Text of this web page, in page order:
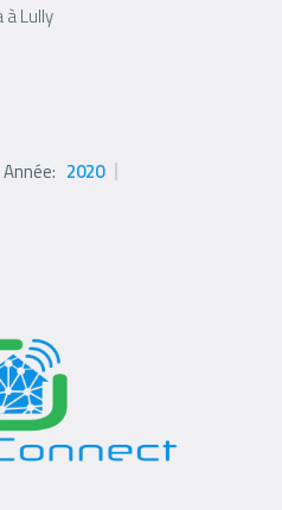
à Lully
Année: 2020